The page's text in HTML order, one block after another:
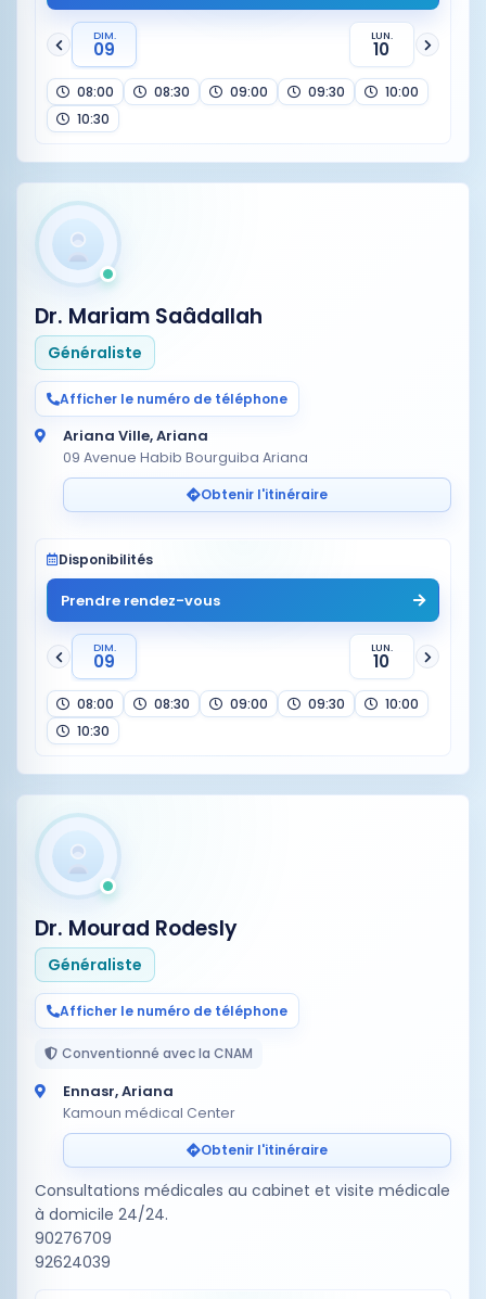
DIM.
09
LUN.
10
08:00 08:30 09:00 09:30
10:00
10:30
Dr. Mariam Saâdallah
Généraliste
Afficher le numéro de téléphone
Ariana Ville, Ariana
09 Avenue Habib Bourguiba Ariana
Obtenir l'itinéraire
Disponibilités
Prendre rendez-vous
DIM.
09
LUN.
10
08:00 08:30 09:00 09:30
10:00
10:30
Dr. Mourad Rodesly
Généraliste
Afficher le numéro de téléphone
Conventionné avec la CNAM
Ennasr, Ariana
Kamoun médical Center
Obtenir l'itinéraire
Consultations médicales au cabinet et visite médicale
à domicile 24/24.
90276709
92624039